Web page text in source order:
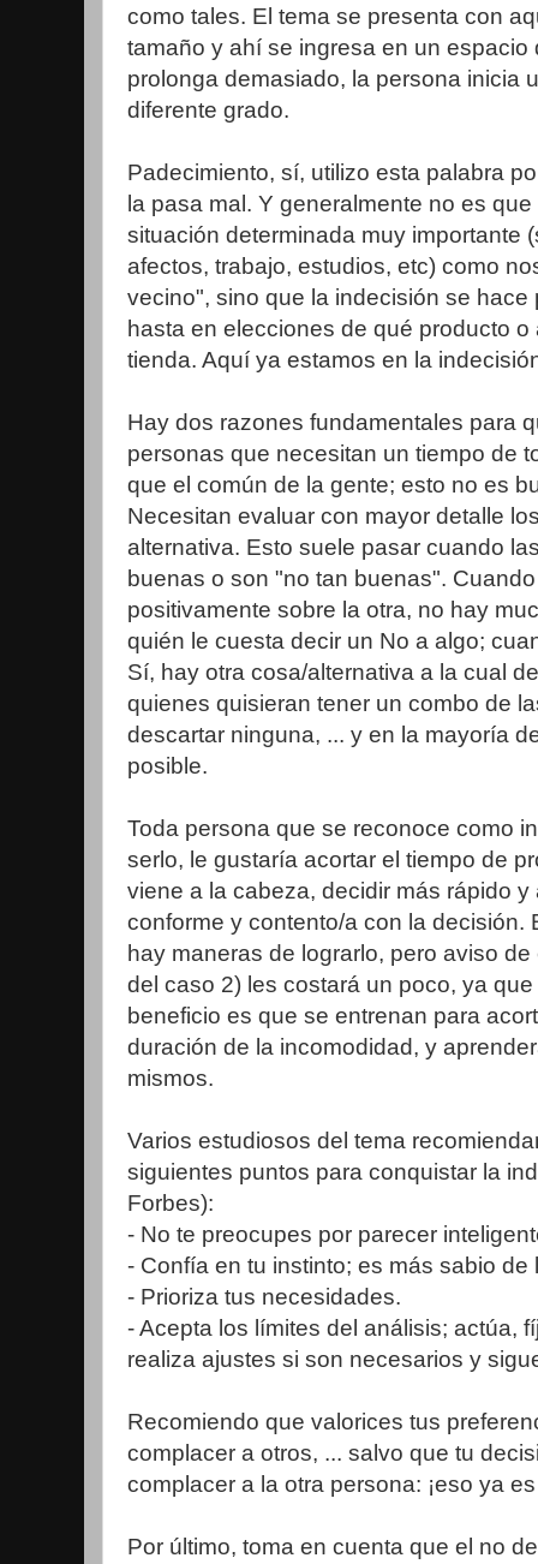
como tales. El tema se presenta con
tamaño y ahí se ingresa en un espacio
prolonga demasiado, la persona inicia
diferente grado.
Padecimiento, sí, utilizo esta palabra
la pasa mal. Y generalmente no es
situación determinada muy importante
afectos, trabajo, estudios, etc) como
vecino", sino que la indecisión se hace
hasta en elecciones de qué producto
tienda. Aquí ya estamos en la
Hay dos razones fundamentales para
personas que necesitan un tiempo de
que el común de la gente; esto no es
Necesitan evaluar con mayor detalle
alternativa. Esto suele pasar cuando
buenas o son "no tan buenas".
positivamente sobre la otra, no hay
quién le cuesta decir un No a algo;
Sí, hay otra cosa/alternativa a la cual
quienes quisieran tener un combo de
descartar ninguna, ... y en la mayoría
posible.
Toda persona que se reconoce como
serlo, le gustaría acortar el tiempo de
viene a la cabeza, decidir más rápido
conforme y contento/a con la decisión.
hay maneras de lograrlo, pero aviso
del caso 2) les costará un poco, ya
beneficio es que se entrenan para
duración de la incomodidad, y
mismos.
Varios estudiosos del tema
siguientes puntos para conquistar la
Forbes):
- No te preocupes por parecer
- Confía en tu instinto; es más sabio de
- Prioriza tus necesidades.
- Acepta los límites del análisis; actúa,
realiza ajustes si son necesarios y
Recomiendo que valorices tus
complacer a otros, ... salvo que tu
complacer a la otra persona: ¡eso ya
Por último, toma en cuenta que el no